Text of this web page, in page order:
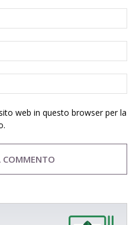
web in questo browser per la